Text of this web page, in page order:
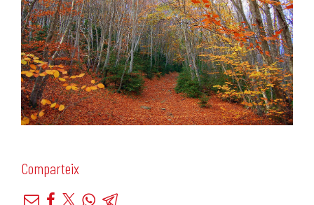
Comparteix